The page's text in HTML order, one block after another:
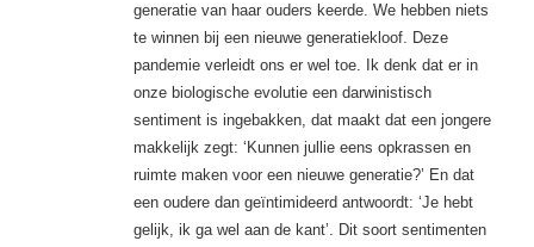
generatie van haar ouders keerde. We hebben niets
te winnen bij een nieuwe ­generatiekloof. Deze
pandemie verleidt ons er wel toe. Ik denk dat er in
onze biologische evolutie een darwinistisch
sentiment is ingebakken, dat maakt dat een jongere
makkelijk zegt: ‘Kunnen jullie eens opkrassen en
ruimte maken voor een nieuwe generatie?’ En dat
een oudere dan geïntimideerd antwoordt: ‘Je hebt
gelijk, ik ga wel aan de kant’. Dit soort sentimenten